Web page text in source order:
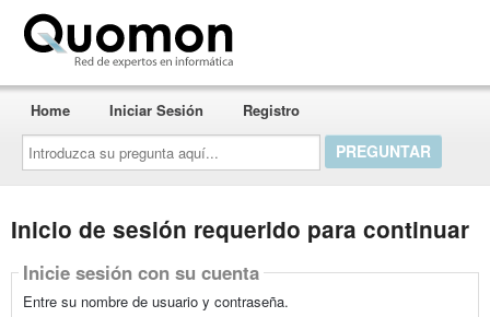
Introduzca
su
pregunta
aquí...
Home Iniciar Sesión Registro
Inicio de sesión requerido para continuar
Inicie sesión con su cuenta
Entre su nombre de usuario y contraseña.